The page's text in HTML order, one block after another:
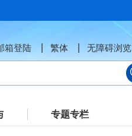
箱登陆 繁体 无障碍浏览
专题专栏